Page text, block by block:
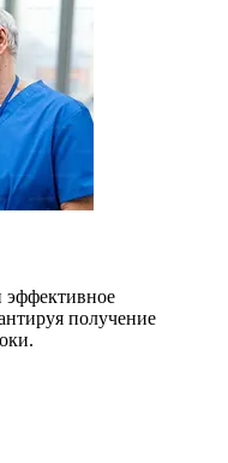
эффективное
получение